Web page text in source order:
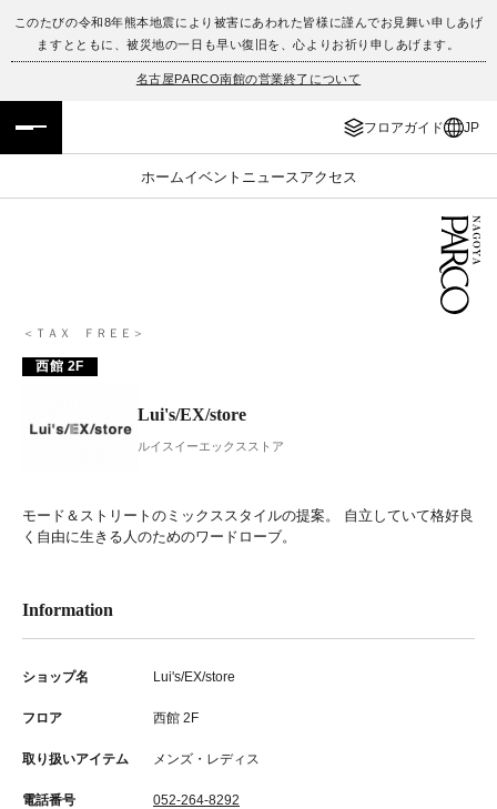
このたびの令和8年熊本地震により被害にあわれた皆様に謹んでお見舞い申しあげ
ますとともに、被災地の一日も早い復旧を、心よりお祈り申しあげます。
名古屋PARCO南館の営業終了について
フロアガイド JP
ホームイベント ニュース アクセス
フロアガイド
イベント・ポップアップ
TAX FREE
PARCOメンバーズ
ENGLISH
日本語
＜ＴＡＸ ＦＲＥＥ＞
西館 2F
Lui's/EX/store
ルイスイーエックスストア
モード＆ストリートのミックススタイルの提案。 自立していて格好良
く自由に生きる人のためのワードローブ。
Information
ショップ名 Lui's/EX/store
フロア 西館 2F
取り扱いアイテム メンズ・レディス
電話番号 052-264-8292